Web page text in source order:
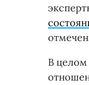
В целом